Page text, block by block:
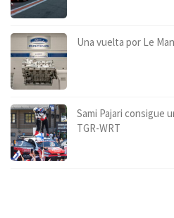
Una vuelta por Le
Sami Pajari consigue
TGR-WRT